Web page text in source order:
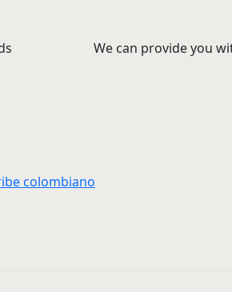
We can provide you
colombiano